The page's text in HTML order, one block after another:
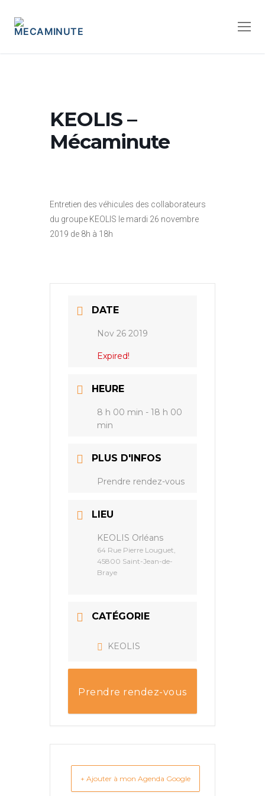
KEOLIS –
Mécaminute
Entretien des véhicules des collaborateurs
du groupe KEOLIS le mardi 26 novembre
2019 de 8h à 18h
DATE
Nov 26 2019
Expired!
HEURE
8 h 00 min - 18 h 00
min
PLUS D'INFOS
Prendre rendez-vous
LIEU
KEOLIS Orléans
64 Rue Pierre Louguet,
45800 Saint-Jean-de-
Braye
CATÉGORIE
KEOLIS
Prendre rendez-vous
+ Ajouter à mon Agenda Google